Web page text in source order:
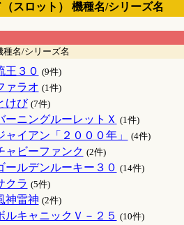
スロット） 機種名/シリーズ名
種名/シリーズ名
王３０ (9件)
ァラオ (1件)
けび (7件)
ーニングルーレットＸ (1件)
ャイアン「２０００年」
(4件)
ャビーファンク (2件)
ールデンルーキー３０ (14件)
クラ (5件)
神雷神 (2件)
ルキャニックＶ－２５ (10件)